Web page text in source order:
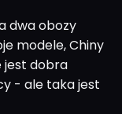
dwa obozy
modele, Chiny
jest dobra
- ale taka jest